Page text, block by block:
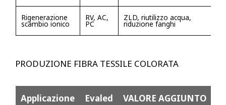
Rigenerazione
scambio ionico
RV, AC,
PC
ZLD, riutilizzo acqua,
riduzione fanghi
PRODUZIONE FIBRA TESSILE COLORATA
Applicazione Evaled VALORE AGGIUNTO